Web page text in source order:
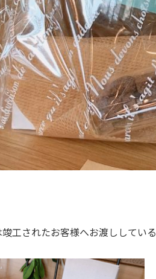
竣工されたお客様へお渡ししている